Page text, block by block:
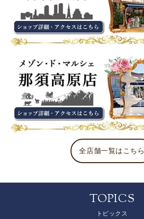
全店舗一覧はこちら
TOPICS
トピックス